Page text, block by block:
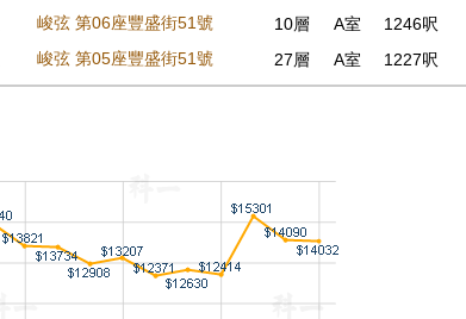
峻弦 第06座豐盛街51號 10層 A室 1246呎
峻弦 第05座豐盛街51號 27層 A室 1227呎